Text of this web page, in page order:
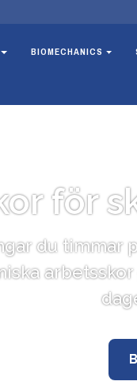
BIOMECHANICS
för
du timmar